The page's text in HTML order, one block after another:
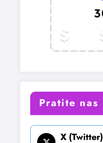
Pratite nas
X (Twitter)